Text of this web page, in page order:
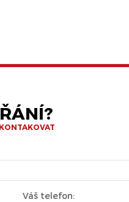
Váš telefon: